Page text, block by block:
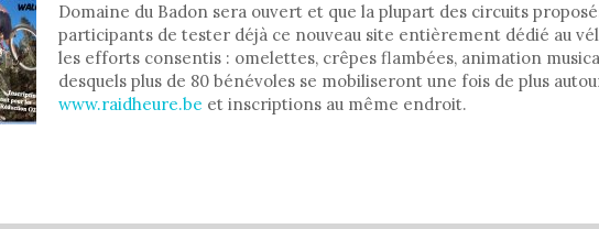
Domaine du Badon sera ouvert et que la plupart des circuits
participants de tester déjà ce nouveau site entièrement dédié au
les efforts consentis : omelettes, crêpes flambées, animation
desquels plus de 80 bénévoles se mobiliseront une fois de plus
www.raidheure.be et inscriptions au même endroit.